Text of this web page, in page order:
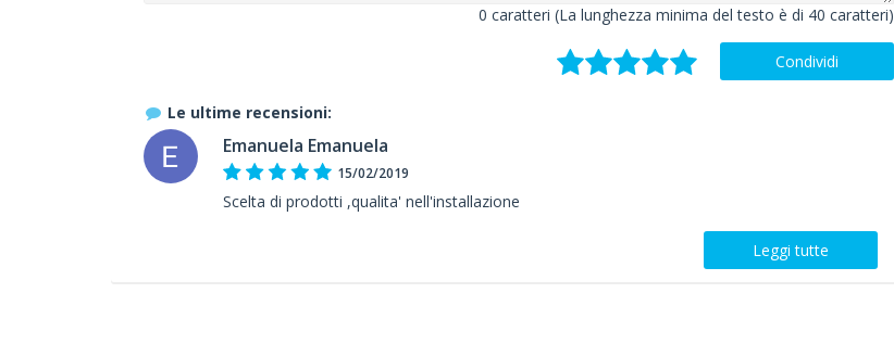
0 caratteri (La lunghezza minima del testo è di 40 caratteri)
Condividi
Le ultime recensioni:
Emanuela Emanuela
15/02/2019
Scelta di prodotti ,qualita' nell'installazione
Leggi tutte